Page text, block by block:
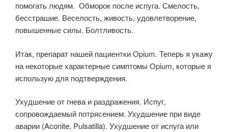
помогать людям. Обморок после испуга. Смелость,
бесстрашие. Веселость, живость, удовлетворение,
повышенные силы. Болтливость.
Итак, препарат нашей пациентки Opium. Теперь я укажу
на некоторые характерные симптомы Opium, которые я
использую для подтверждения.
Ухудшение от гнева и раздражения. Испуг,
сопровождаемый потрясением. Ухудшение при виде
аварии (Aconite, Pulsatilla). Ухудшение от испуга или